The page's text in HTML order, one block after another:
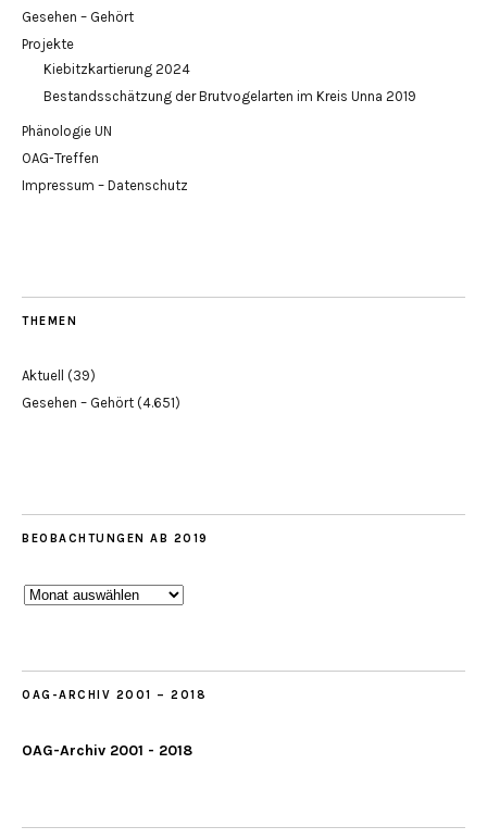
Gesehen – Gehört
Projekte
Kiebitzkartierung 2024
Bestandsschätzung der Brutvogelarten im Kreis Unna 2019
Phänologie UN
OAG-Treffen
Impressum – Datenschutz
THEMEN
Aktuell
(39)
Gesehen – Gehört (4.651)
BEOBACHTUNGEN AB 2019
Beobachtungen
OAG-ARCHIV 2001 – 2018
OAG-Archiv 2001 - 2018